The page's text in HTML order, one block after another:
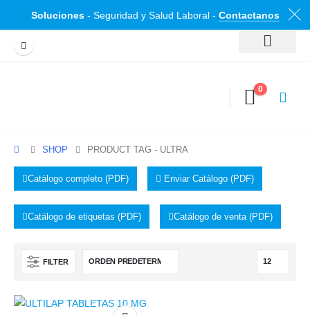
Soluciones- Seguridad y Salud Laboral - Contactanos
0
SHOP PRODUCT TAG - ULTRA
Catálogo completo (PDF) Enviar Catálogo (PDF)
Catálogo de etiquetas (PDF) Catálogo de venta (PDF)
FILTER